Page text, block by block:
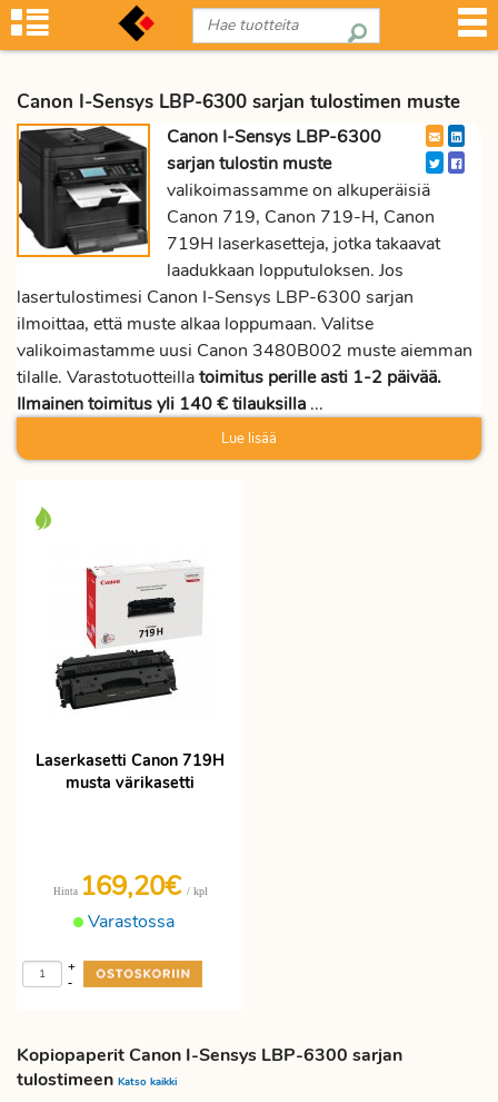
Canon I-Sensys LBP-6300 sarjan tulostimen muste
Canon I-Sensys LBP-6300
sarjan tulostin muste
valikoimassamme on alkuperäisiä
Canon 719, Canon 719-H, Canon
719H laserkasetteja, jotka takaavat
laadukkaan lopputuloksen. Jos
lasertulostimesi Canon I-Sensys LBP-6300 sarjan
ilmoittaa, että muste alkaa loppumaan. Valitse
valikoimastamme uusi Canon 3480B002 muste aiemman
tilalle. Varastotuotteillatoimitus perille asti 1-2 päivää.
Ilmainen toimitus yli 140 € tilauksilla ...
Lue lisää
Laserkasetti Canon 719H
musta värikasetti
Varastossa
Hinta 169,20€ / kpl
-
+
Kopiopaperit Canon I-Sensys LBP-6300 sarjan
tulostimeen Katso kaikki